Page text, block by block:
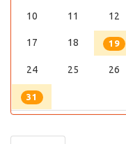
10 11 12
17 18 19
24 25 26
31